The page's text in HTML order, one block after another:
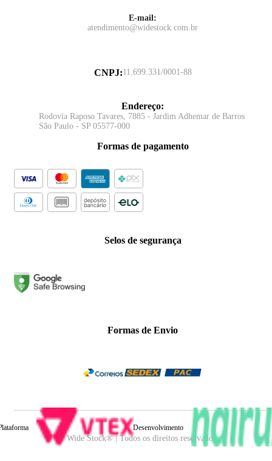
E-mail:
atendimento@widestock.com.br
CNPJ:11.699.331/0001-88
Endereço:
Rodovia Raposo Tavares, 7885 - Jardim Adhemar de Barros
São Paulo - SP 05577-000
Formas de pagamento
Selos de segurança
Formas de Envio
Wide Stock® | Todos os direitos reservados.
Desenvolvimento